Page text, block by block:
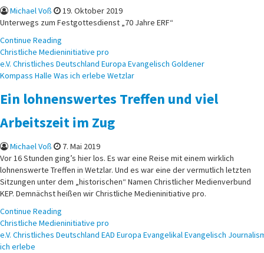
Michael Voß
19. Oktober 2019
Unterwegs zum Festgottesdienst „70 Jahre ERF“
Continue Reading
Posted
in
Christliche Medieninitiative pro
e.V. Christliches Deutschland Europa Evangelisch Goldener
Kompass Halle Was ich erlebe Wetzlar
Ein lohnenswertes Treffen und viel
Arbeitszeit im Zug
Michael Voß
7. Mai 2019
Vor 16 Stunden ging’s hier los. Es war eine Reise mit einem wirklich
lohnenswerte Treffen in Wetzlar. Und es war eine der vermutlich letzten
Sitzungen unter dem „historischen“ Namen Christlicher Medienverbund
KEP. Demnächst heißen wir Christliche Medieninitiative pro.
Continue Reading
Posted
in
Christliche Medieninitiative pro
e.V. Christliches Deutschland EAD Europa EvangelikalEvangelisch
ich erlebe